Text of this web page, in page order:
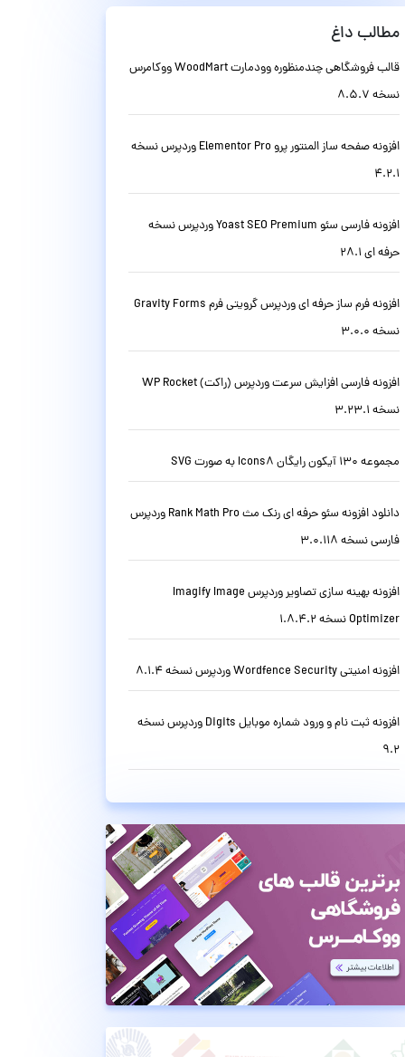
مطالب داغ
قالب فروشگاهی چندمنظوره وودمارت WoodMart ووکامرس
نسخه 8.5.7
افزونه صفحه ساز المنتور پرو Elementor Pro وردپرس نسخه
4.2.1
افزونه فارسی سئو Yoast SEO Premium وردپرس نسخه
حرفه ای 28.1
افزونه فرم ساز حرفه ای وردپرس گرویتی فرم Gravity Forms
نسخه 3.0.0
افزونه فارسی افزایش سرعت وردپرس (راکت) WP Rocket
نسخه 3.23.1
مجموعه 130 آیکون رایگان Icons8 به صورت SVG
دانلود افزونه سئو حرفه ای رنک مث Rank Math Pro وردپرس
فارسی نسخه 3.0.118
افزونه بهینه سازی تصاویر وردپرس Imagify Image
Optimizer نسخه 1.8.4.2
افزونه امنیتی Wordfence Security وردپرس نسخه 8.1.4
افزونه ثبت نام و ورود شماره موبایل Digits وردپرس نسخه
9.2